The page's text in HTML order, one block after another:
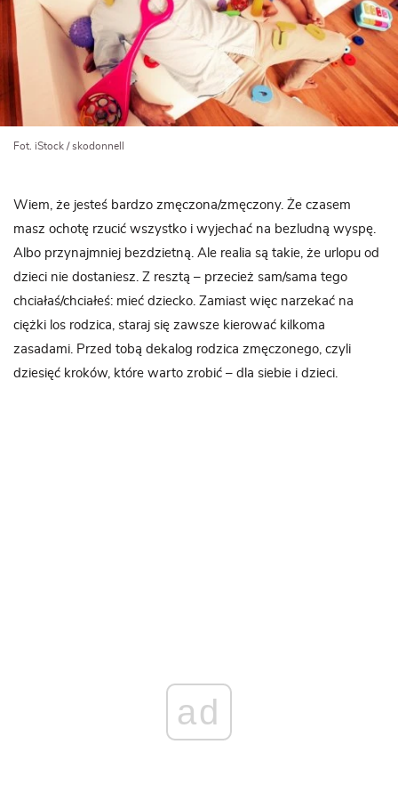
Fot. iStock / skodonnell
Wiem, że jesteś bardzo zmęczona/zmęczony. Że czasem
masz ochotę rzucić wszystko i wyjechać na bezludną wyspę.
Albo przynajmniej bezdzietną. Ale realia są takie, że urlopu od
dzieci nie dostaniesz. Z resztą – przecież sam/sama tego
chciałaś/chciałeś: mieć dziecko. Zamiast więc narzekać na
ciężki los rodzica, staraj się zawsze kierować kilkoma
zasadami. Przed tobą dekalog rodzica zmęczonego, czyli
dziesięć kroków, które warto zrobić – dla siebie i dzieci.
ad